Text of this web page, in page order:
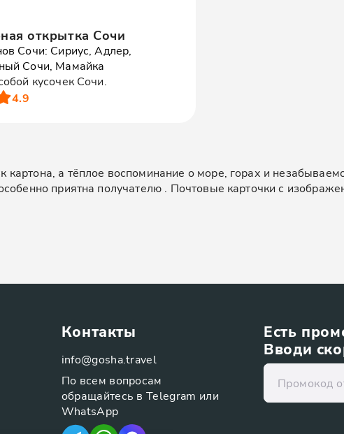
открытка Сочи
Сочи: Сириус, Адлер,
Сочи, Мамайка
кусочек Сочи.
4.9
а тёплое воспоминание о море, горах и
приятна получателю . Почтовые карточки с
Контакты
info@gosha.travel
По всем вопросам
обращайтесь в Telegram или
WhatsApp
Есть
Вводи